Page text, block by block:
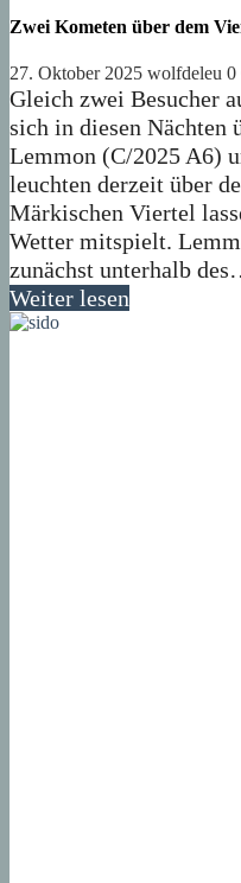
Zwei Kometen über dem
27. Oktober 2025 wolfdeleu 0
Gleich zwei Besucher
sich in diesen Nächten
Lemmon (C/2025 A6)
leuchten derzeit über
Märkischen Viertel
Wetter mitspielt.
zunächst unterhalb
Weiter lesen